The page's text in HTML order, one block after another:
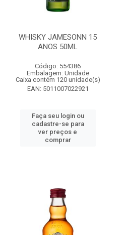
WHISKY JAMESONN 15
ANOS 50ML
Código: 554386
Embalagem: Unidade
Caixa contém 120 unidade(s)
EAN: 5011007022921
Faça seu login ou
cadastre-se para
ver preços e
comprar